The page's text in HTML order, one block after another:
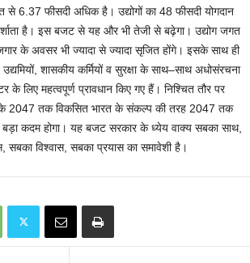
से 6.37 फीसदी अधिक है। उद्योगों का 48 फीसदी योगदान
है। इस बजट से यह और भी तेजी से बढ़ेगा। उद्योग जगत
के अवसर भी ज्यादा से ज्यादा सृजित होंगे। इसके साथ ही
शासकीय कर्मियों व सुरक्षा के साथ–साथ अधोसंरचना
के लिए महत्वपूर्ण प्रावधान किए गए हैं। निश्चित तौर पर
के 2047 तक विकसित भारत के संकल्प की तरह 2047 तक
कदम होगा। यह बजट सरकार के ध्येय वाक्य सबका साथ,
सबका विश्वास, सबका प्रयास का समावेशी है।